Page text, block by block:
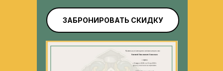
Научитесь бороться со
тревогой и выгоранием и
ЗАБРОНИРОВАТЬ СКИДКУ